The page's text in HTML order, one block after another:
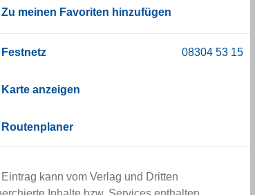
Zu meinen Favoriten hinzufügen
Festnetz
Karte anzeigen
Routenplaner
Eintrag kann vom Verlag und Dritten